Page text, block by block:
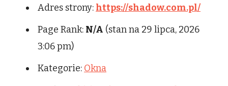
Adres strony: https://shadow.com.pl/
Page Rank: N/A (stan na 29 lipca, 2026
3:06 pm)
Kategorie: Okna